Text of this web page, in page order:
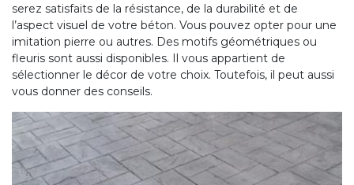
serez satisfaits de la résistance, de la durabilité et de
l’aspect visuel de votre béton. Vous pouvez opter pour une
imitation pierre ou autres. Des motifs géométriques ou
fleuris sont aussi disponibles. Il vous appartient de
sélectionner le décor de votre choix. Toutefois, il peut aussi
vous donner des conseils.